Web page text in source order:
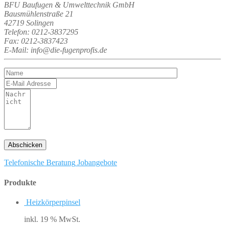
BFU Baufugen & Umwelttechnik GmbH
Bausmühlenstraße 21
42719 Solingen
Telefon: 0212-3837295
Fax: 0212-3837423
E-Mail: info@die-fugenprofis.de
Telefonische Beratung Jobangebote
Produkte
Heizkörperpinsel
inkl. 19 % MwSt.